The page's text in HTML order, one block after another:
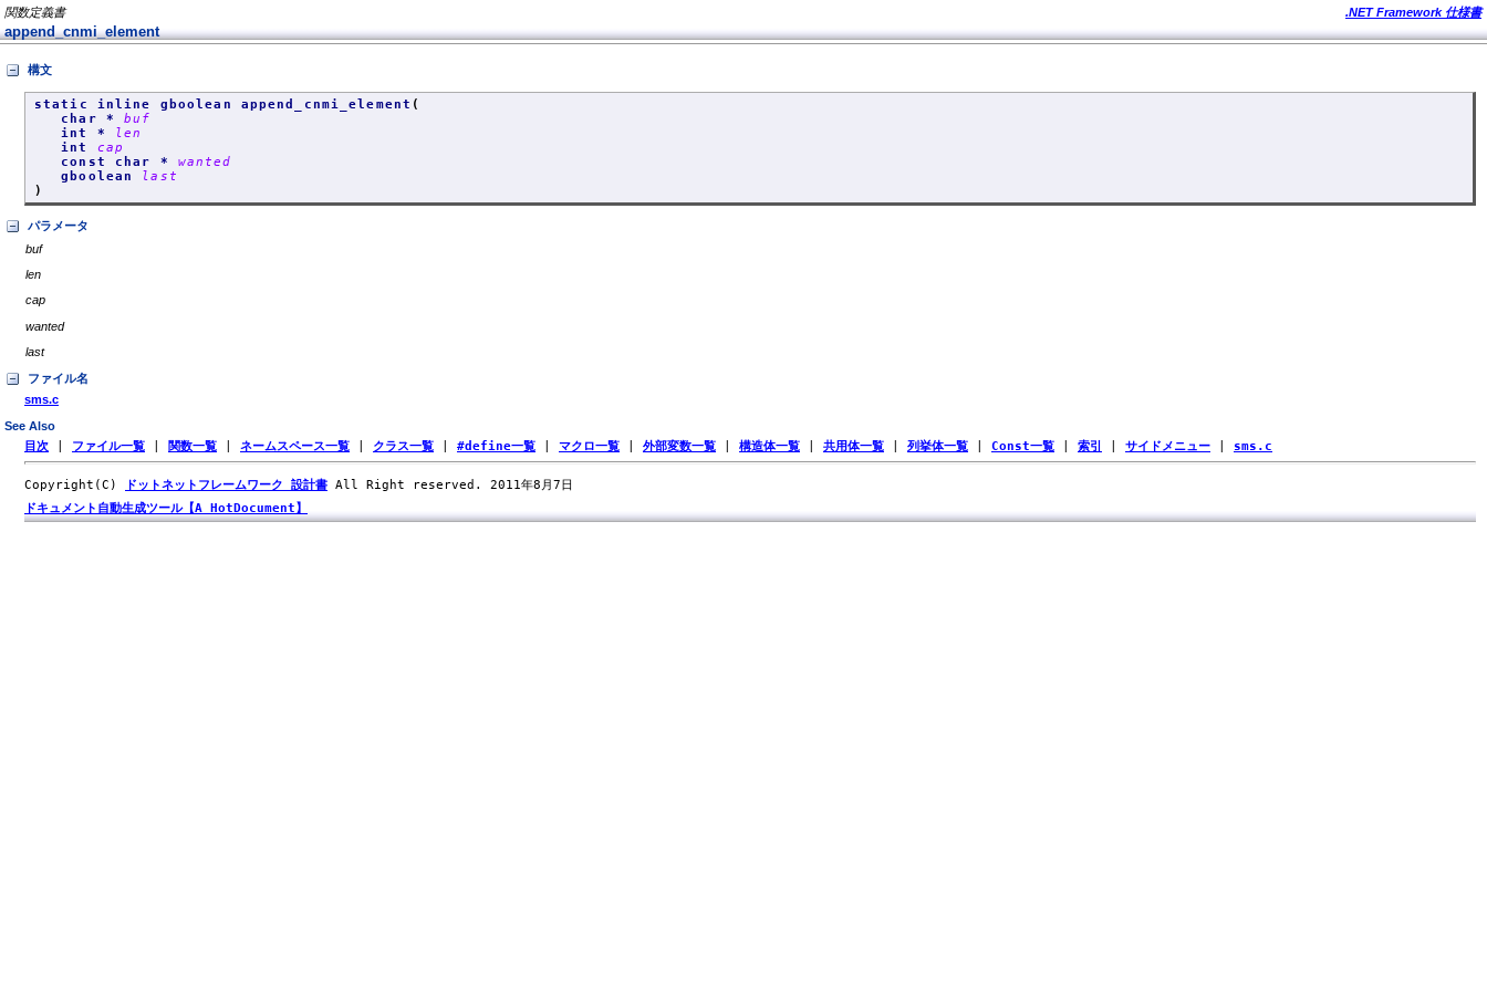
関数定義書 .NET Framework 仕様書
append_cnmi_element
構文
static inline gboolean append_cnmi_element (
char *buf
int *
len
int cap
const char * wanted
gboolean
last
)
パラメータ
buf
len
cap
wanted
last
ファイル名
sms.c
See Also
目次 ファイル一覧 関数一覧 ネームスペース一覧 クラス一覧 #define一覧 マクロ一覧 外部変数一覧 構造体一覧 共用体一覧 列挙体一覧 Const一覧 索引 サイドメニュー sms.c
Copyright(C) ドットネットフレームワーク 設計書 All Right reserved. 2011年8月7日
ドキュメント自動生成ツール【A HotDocument】